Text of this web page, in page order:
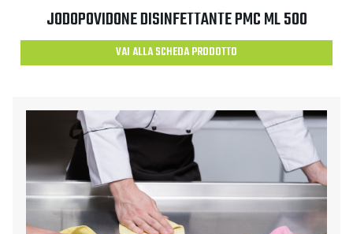
JODOPOVIDONE DISINFETTANTE PMC ML 500
VAI ALLA SCHEDA PRODOTTO